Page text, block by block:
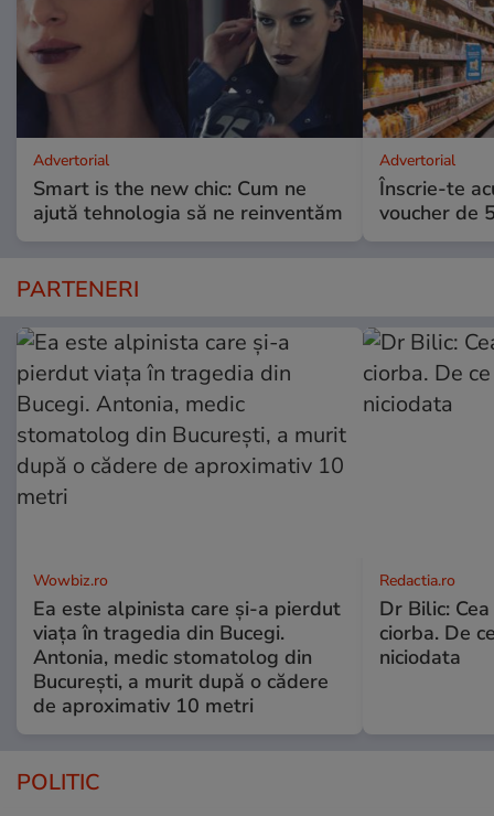
Advertorial
Smart is the new chic: Cum ne
ajută tehnologia să ne reinventăm
Advertorial
Înscrie-te
voucher de
PARTENERI
Wowbiz.ro
Ea este alpinista care și-a pierdut
viața în tragedia din Bucegi.
Antonia, medic stomatolog din
București, a murit după o cădere
de aproximativ 10 metri
Redactia.ro
Dr Bilic:
ciorba. De
niciodata
POLITIC